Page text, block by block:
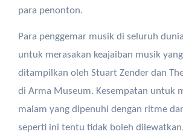
para penonton.
Para penggemar musik di seluruh
untuk merasakan keajaiban musik
ditampilkan oleh Stuart Zender dan
di Arma Museum. Kesempatan untuk
malam yang dipenuhi dengan ritme
seperti ini tentu tidak boleh